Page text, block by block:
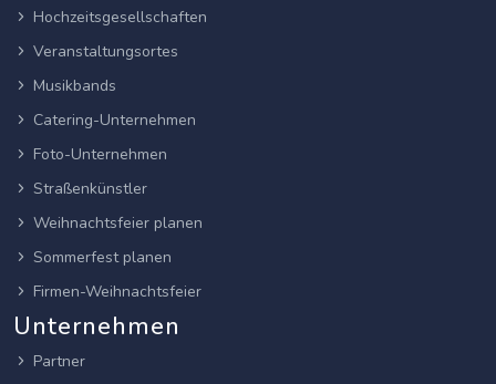
Hochzeitsgesellschaften
Veranstaltungsortes
Musikbands
Catering-Unternehmen
Foto-Unternehmen
Straßenkünstler
Weihnachtsfeier planen
Sommerfest planen
Firmen-Weihnachtsfeier
Unternehmen
Partner